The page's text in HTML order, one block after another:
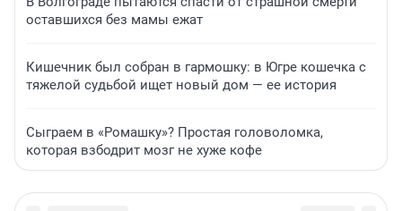
оставшихся без мамы ежат
Кишечник был собран в гармошку: в Югре кошечка с
тяжелой судьбой ищет новый дом — ее история
Сыграем в «Ромашку»? Простая головоломка,
которая взбодрит мозг не хуже кофе